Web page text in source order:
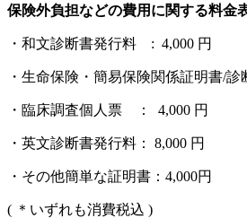
保険外負担などの費用に関する料金
・和文診断書発行料 : 4,000 円
・生命保険・簡易保険関係証明書/診
・臨床調査個人票 ： 4,000 円
・英文診断書発行料： 8,000 円
・その他簡単な証明書：4,000円
( ＊いずれも消費税込 )